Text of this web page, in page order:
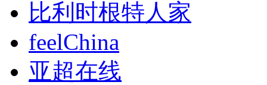
比利时根特人家
feelChina
亚超在线